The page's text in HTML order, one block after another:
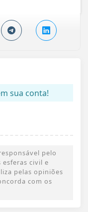
sua conta!
pelo
civil e
pelas opiniões
com os